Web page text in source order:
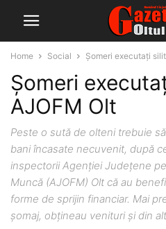
Home Social Şomeri executaţi
Şomeri
AJOFM Olt
Peste o sută de olteni trebuie
bani încasate necuvenit, după
inspectorii Agenţiei Judeţene
Muncă (AJOFM) Olt că au
forme de sprijin financiar. Mai
şomaj, obţineau venituri şi din